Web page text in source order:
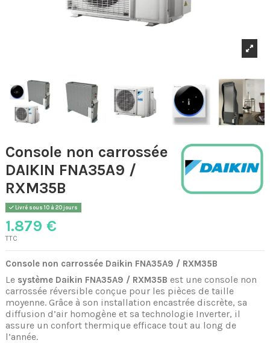
Console non carrossée
DAIKIN FNA35A9 /
RXM35B
Livré sous 10 à 20 jours
1.879 €
TTC
Console non carrossée Daikin FNA35A9 / RXM35B
Le système Daikin FNA35A9 / RXM35B est une console non
carrossée réversible conçue pour les pièces de taille
moyenne. Grâce à son installation encastrée discrète, sa
diffusion d’air homogène et sa technologie Inverter, il
assure un confort thermique efficace tout au long de
l’année.